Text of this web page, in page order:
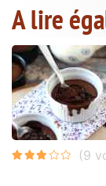
A lire